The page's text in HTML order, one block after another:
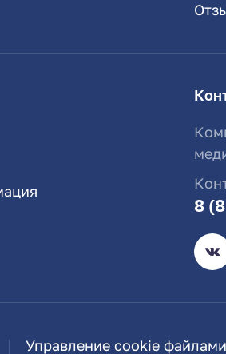
8
Управление cookie файлами